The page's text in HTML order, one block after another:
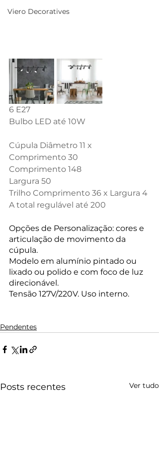
Viero Decoratives
6 E27
Bulbo LED até 10W
Cúpula Diâmetro 11 x
Comprimento 30
Comprimento 148
Largura 50
Trilho Comprimento 36 x Largura 4
A total regulável até 200
Opções de Personalização: cores e
articulação de movimento da
cúpula.
Modelo em alumínio pintado ou
lixado ou polido e com foco de luz
direcionável.
Tensão 127V/220V. Uso interno.
Pendentes
Posts recentes Ver tudo